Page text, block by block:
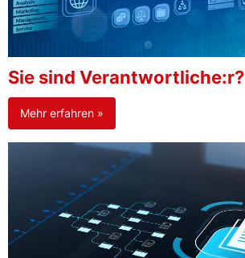
Sie sind Verantwortliche:r?
Mehr erfahren »